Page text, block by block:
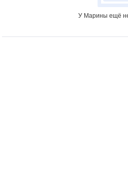
У Марины ещё